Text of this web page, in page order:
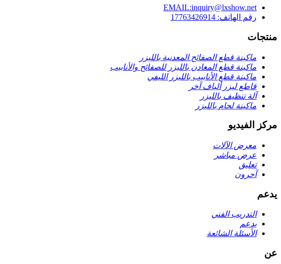
EMAIL:inquiry@lxshow.net
رقم الهاتف: 17763426914
منتجات
ماكينة قطع الصفائح المعدنية بالليزر
ماكينة قطع المعادن بالليزر للصفائح والأنابيب
ماكينة قطع الأنابيب بالليزر الليفي
قاطع ليزر ألياف آخر
آلة تنظيف بالليزر
ماكينة لحام بالليزر
مركز الفيديو
معرض الآلات
عرض مباشر
تعليق
آحرون
يدعم
التدريب الفني
يدعم
الأسئلة الشائعة
عن